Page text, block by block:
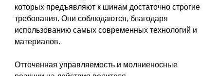
которых предъявляют к шинам достаточно строгие
требования. Они соблюдаются, благодаря
использованию самых современных технологий и
материалов.
Отточенная управляемость и молниеносные